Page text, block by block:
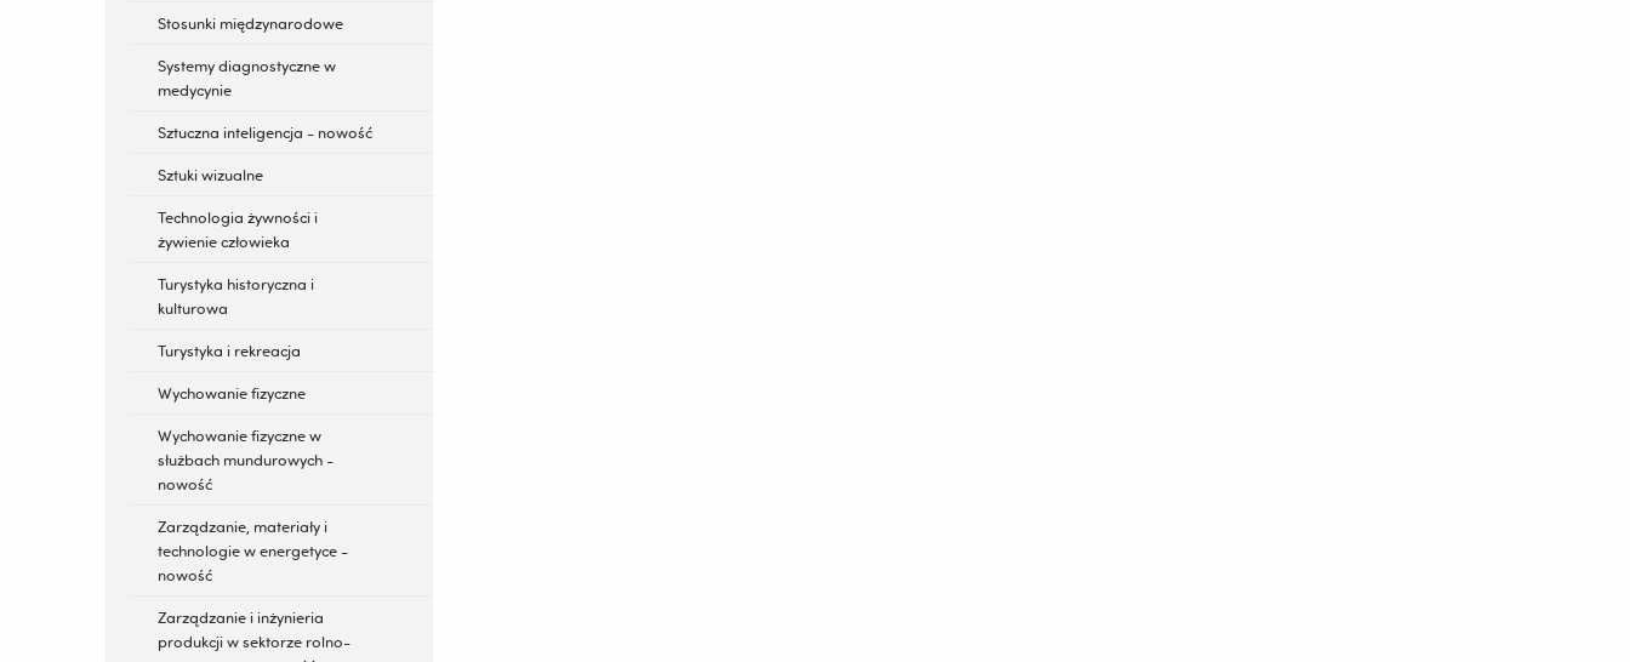
Stosunki międzynarodowe
Systemy diagnostyczne w
medycynie
Sztuczna inteligencja - nowość
Sztuki wizualne
Technologia żywności i
żywienie człowieka
Turystyka historyczna i
kulturowa
Turystyka i rekreacja
Wychowanie fizyczne
Wychowanie fizyczne w
służbach mundurowych -
nowość
Zarządzanie, materiały i
technologie w energetyce -
nowość
Zarządzanie i inżynieria
produkcji w sektorze rolno-